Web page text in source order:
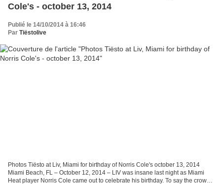
Cole's - october 13, 2014
Publié le 14/10/2014 à 16:46
Par Tiëstolive
Photos Tiësto at Liv, Miami for birthday of Norris Cole's october 13, 2014
Miami Beach, FL – October 12, 2014 – LIV was insane last night as Miami
Heat player Norris Cole came out to celebrate his birthday. To say the crowd